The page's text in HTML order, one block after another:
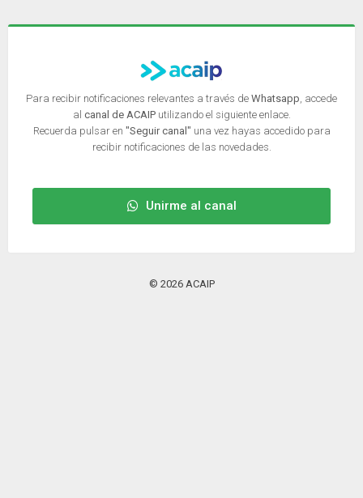
Para recibir notificaciones relevantes a través de Whatsapp , accede
al canal de ACAIPutilizando el siguiente enlace.
Recuerda pulsar en "Seguir canal" una vez hayas accedido para
recibir notificaciones de las novedades.
Unirme al canal
© 2026 ACAIP